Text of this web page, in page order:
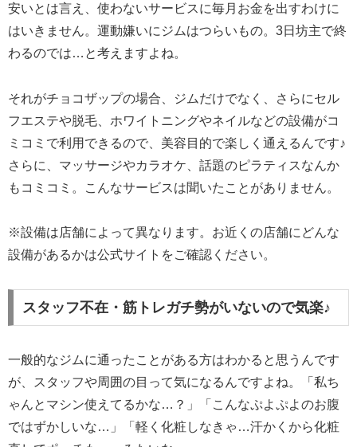
安いとは言え、使わないサービスに毎月お金を出すわけに
はいきません。運動嫌いにジムはつらいもの。3日坊主で終
わるのでは…と考えますよね。
それがチョコザップの場合、ジムだけでなく、さらにセル
フエステや脱毛、ホワイトニングやネイルなどの設備がコ
ミコミで利用できるので、美容目的で楽しく通えるんです♪
さらに、マッサージやカラオケ、話題のピラティスなんか
もコミコミ。こんなサービスは聞いたことがありません。
※設備は店舗によって異なります。お近くの店舗にどんな
設備があるかは公式サイトをご確認ください。
スタッフ不在・筋トレガチ勢がいないので気楽♪
一般的なジムに通ったことがある方はわかると思うんです
が、スタッフや周囲の目って気になるんですよね。「私ち
ゃんとマシン使えてるかな…？」「こんなぷよぷよのお腹
ではずかしいな…」「軽く化粧しなきゃ…汗かくから化粧